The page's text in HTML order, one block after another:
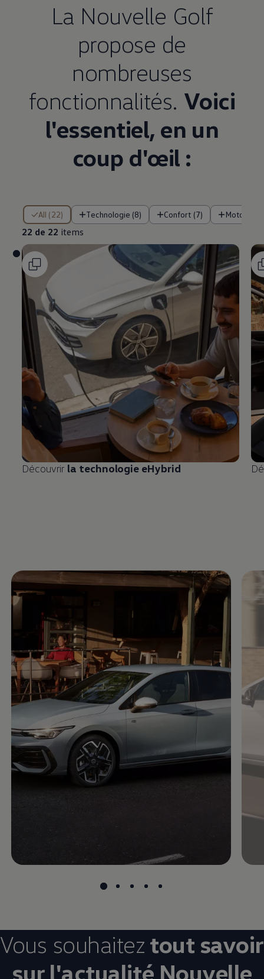
La Nouvelle Golf
propose de
nombreuses
fonctionnalités. Voici
l'essentiel, en un
coup d'œil :
All (22) Technologie (8) Confort (7)
22 de 22 items
22 de 22 items
Découvrir la technologie eHybrid
Enable fullscreen mode
Vous souhaitez tout savoir
sur l'actualité Nouvelle